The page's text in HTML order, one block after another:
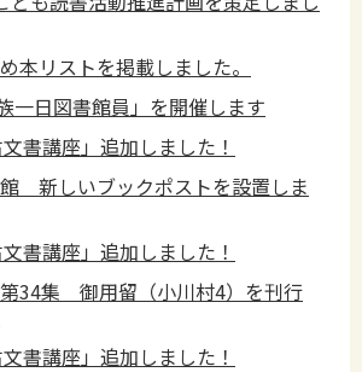
本リストを掲載しました。
一日図書館員」を開催します
文書講座」追加しました！
新しいブックポストを設置しま
文書講座」追加しました！
34集 御用留（小川村4）を刊行
文書講座」追加しました！